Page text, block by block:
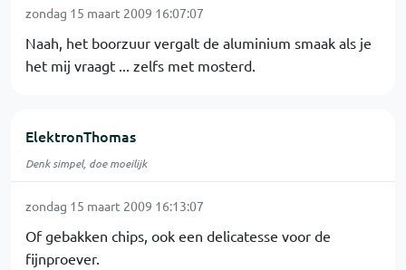
zondag 15 maart 2009 16:07:07
Naah, het boorzuur vergalt de aluminium smaak als je
het mij vraagt ... zelfs met mosterd.
ElektronThomas
Denk simpel, doe moeilijk
zondag 15 maart 2009 16:13:07
Of gebakken chips, ook een delicatesse voor de
fijnproever.